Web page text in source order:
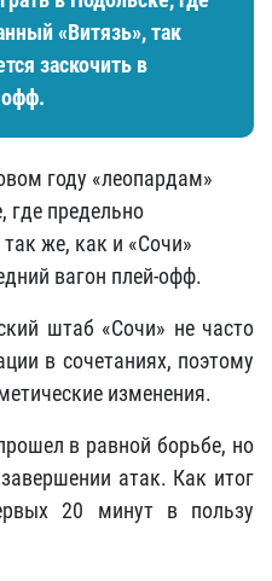
«Витязь», так
заскочить в
офф.
году «леопардам»
где предельно
же, как и «Сочи»
вагон плей-офф.
штаб «Сочи» не часто
в сочетаниях, поэтому
изменения.
в равной борьбе, но
атак. Как итог
20 минут в пользу